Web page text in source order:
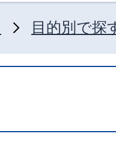
目的別で探